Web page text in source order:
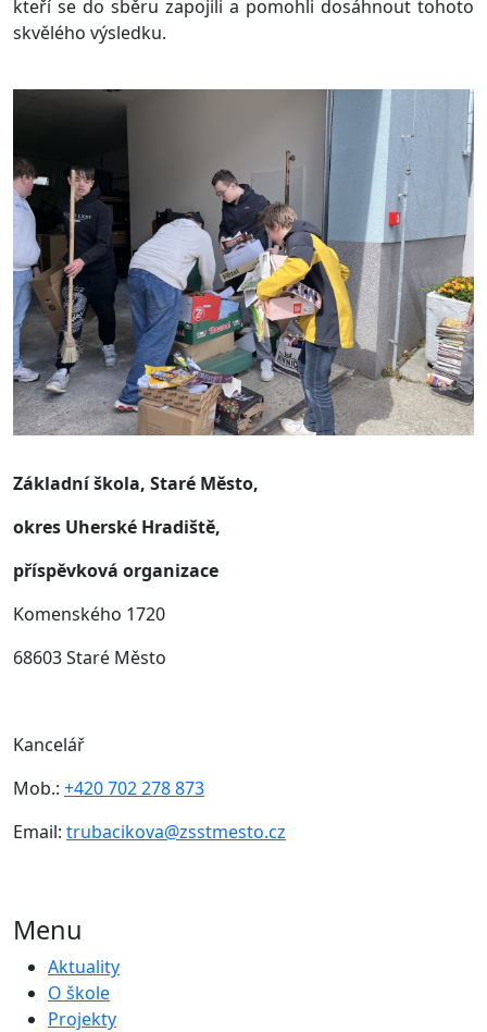
kteří se do sběru zapojili a pomohli dosáhnout tohoto
skvělého výsledku.
Základní škola, Staré Město,
okres Uherské Hradiště,
příspěvková organizace
Komenského 1720
68603 Staré Město
Kancelář
Mob.: +420 702 278 873
Email: trubacikova@zsstmesto.cz
Menu
Aktuality
O škole
Projekty